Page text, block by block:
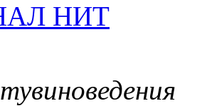
НИТ